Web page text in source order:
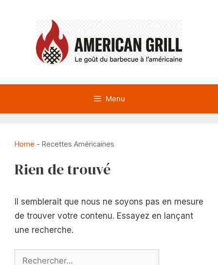
Menu
Home - Recettes Américaines
Rien de trouvé
Il semblerait que nous ne soyons pas en mesure
de trouver votre contenu. Essayez en lançant
une recherche.
Rechercher :